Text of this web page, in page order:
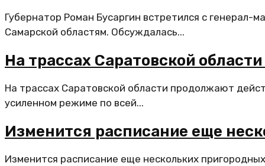
Губернатор Роман Бусаргин встретился с
Самарской областям. Обсуждалась...
На трассах Саратовской
На трассах Саратовской области продолжают
усиленном режиме по всей...
Изменится расписание еще
Изменится расписание еще нескольких